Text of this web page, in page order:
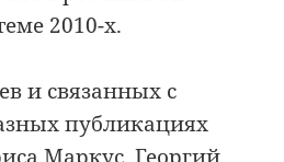
2010-х.
и связанных с
публикациях